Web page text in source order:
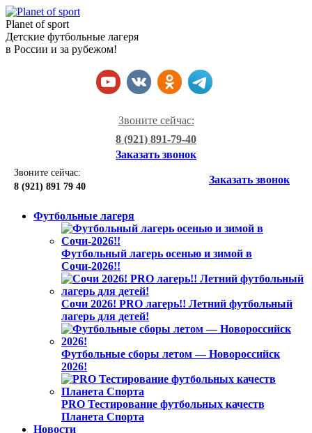
Planet of sport
Детские футбольные лагеря
в России и за рубежом!
Звоните сейчас:
8 (921) 891-79-40
Заказать звонок
Звоните сейчас:
8 (921) 891 79 40
Заказать звонок
Футбольные лагеря
Футбольный лагерь осенью и зимой в
Сочи-2026!!
Сочи 2026! PRO лагерь!! Летний футбольный
лагерь для детей!
Футбольные сборы летом — Новороссийск
2026!
PRO Тестирование футбольных качеств
Планета Спорта
Новости